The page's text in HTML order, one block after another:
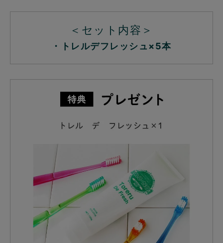
＜セット内容＞
・トレルデフレッシュ×5本